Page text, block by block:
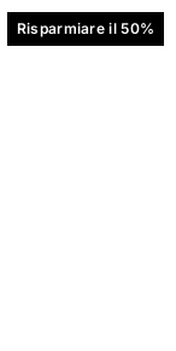
Risparmiare il 50%